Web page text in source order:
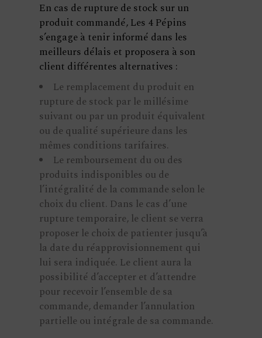
En cas de rupture de stock sur un
produit commandé, Les 4 Pépins
s’engage à tenir informé dans les
meilleurs délais et proposera à son
client différentes alternatives :
Le remplacement du produit en
rupture de stock par le millésime
suivant ou par un produit équivalent
ou de qualité supérieure dans les
mêmes conditions tarifaires.
Le remboursement du ou des
produits indisponibles ou de
l’intégralité de la commande selon le
choix du client. Dans le cas d’une
rupture temporaire, le client se verra
proposer le choix de patienter jusqu’à
la date du réapprovisionnement qui
lui sera indiquée. Le client aura la
possibilité d’accepter et d’attendre
pour recevoir l’ensemble de sa
commande, demander l’annulation
partielle ou intégrale de sa commande.